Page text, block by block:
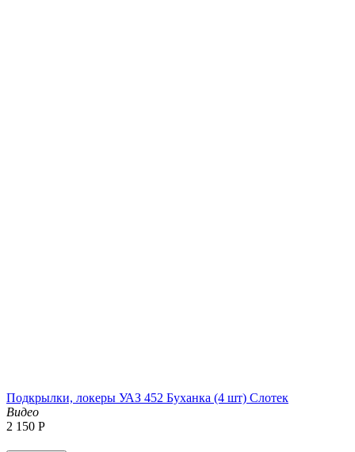
Подкрылки, локеры УАЗ 452 Буханка (4 шт) Слотек
Видео
2 150 Р